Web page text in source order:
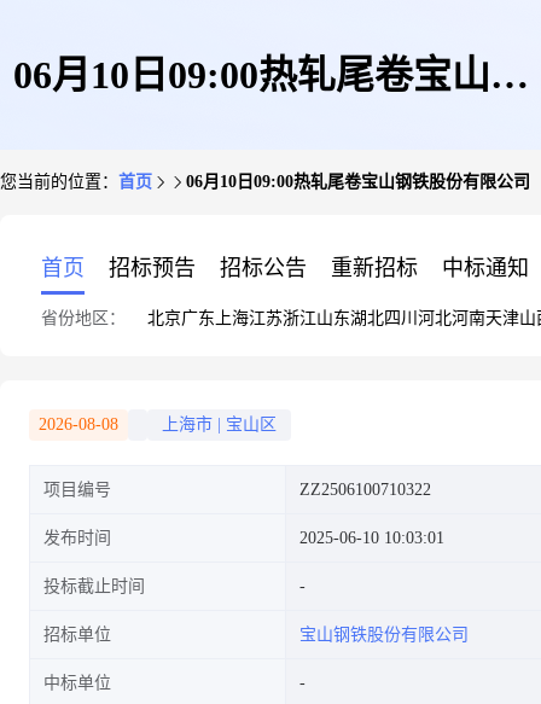
06月10日09:00热轧尾卷宝山钢
您当前的位置： 首页 06月10日09:00热轧尾卷宝山钢铁股份有限公司
首页 招标预告 招标公告 重新招标 中标通知
省份地区： 北京广东 上海江苏浙江山东湖北四川 河北河南天津山
2026-08-08 上海市 宝山区
项目编号 ZZ2506100710322
发布时间 2025-06-10 10:03:01
投标截止时间
招标单位 宝山钢铁股份有限公司
中标单位